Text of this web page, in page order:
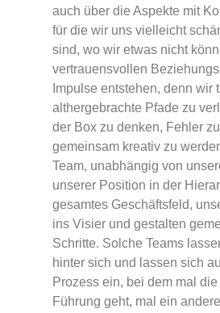
auch über die Aspekte mit
für die wir uns vielleicht
sind, wo wir etwas nicht
vertrauensvollen
Impulse entstehen, denn wir
althergebrachte Pfade zu
der Box zu denken, Fehler
gemeinsam kreativ zu
Team, unabhängig von
unserer Position in der
gesamtes Geschäftsfeld,
ins Visier und gestalten
Schritte. Solche Teams
hinter sich und lassen sich
Prozess ein, bei dem mal
Führung geht, mal ein